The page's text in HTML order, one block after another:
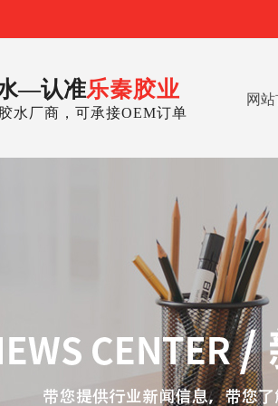
—认准乐秦胶业
水厂商，可承接OEM订单
网